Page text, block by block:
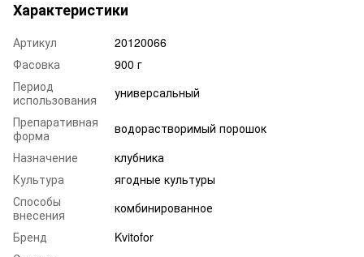
Характеристики
Артикул
20120066
Фасовка
900 г
Период
использования
универсальный
Препаративная
форма
водорастворимый порошок
Назначение
клубника
Культура
ягодные культуры
Способы
внесения
комбинированное
Бренд
Kvitofor